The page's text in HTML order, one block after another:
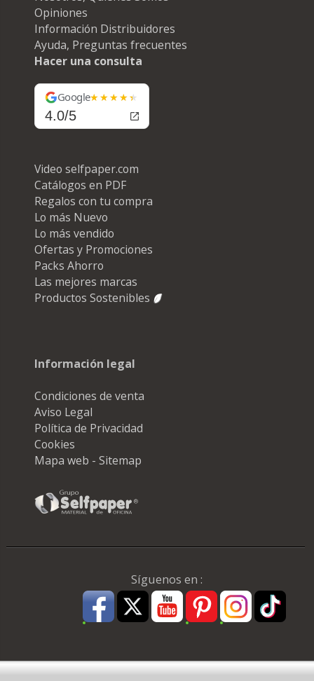
Opiniones
Información Distribuidores
Ayuda, Preguntas frecuentes
Hacer una consulta
Google
4.0/5
Video selfpaper.com
Catálogos en PDF
Regalos con tu compra
Lo más Nuevo
Lo más vendido
Ofertas y Promociones
Packs Ahorro
Las mejores marcas
Productos Sostenibles
Información legal
Condiciones de venta
Aviso Legal
Política de Privacidad
Cookies
Mapa web - Sitemap
Síguenos en :
Pago Seguro